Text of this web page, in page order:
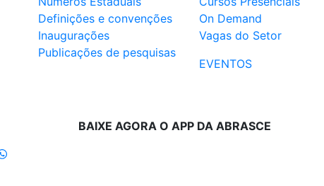
Definições e convenções
Inaugurações
Publicações de pesquisas
On Demand
Vagas do Setor
EVENTOS
BAIXE AGORA O APP DA ABRASCE